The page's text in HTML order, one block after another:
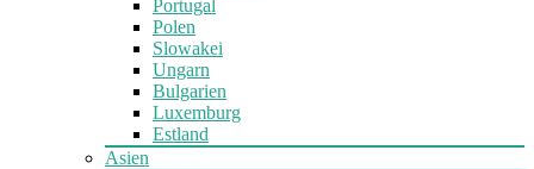
Portugal
Polen
Slowakei
Ungarn
Bulgarien
Luxemburg
Estland
Asien